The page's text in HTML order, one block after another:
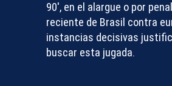
90′, en el alargue o por
reciente de Brasil contra
instancias decisivas
buscar esta jugada.